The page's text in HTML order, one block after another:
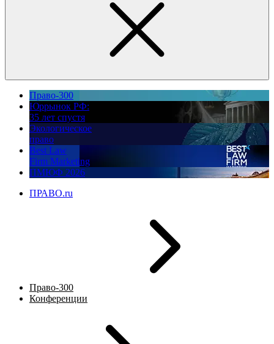
Право-300
Юррынок РФ:
35 лет спустя
Экологическое
право
Best Law
Firm Marketing
ПМЮФ 2026
ПРАВО.ru
Право-300
Конференции